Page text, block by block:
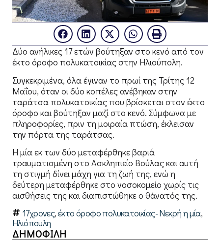
Δύο ανήλικες 17 ετών βούτηξαν στο κενό από τον
έκτο όροφο πολυκατοικίας στην Ηλιούπολη.
Συγκεκριμένα, όλα έγιναν το πρωί της Τρίτης 12
Μαΐου, όταν οι δύο κοπέλες ανέβηκαν στην
ταράτσα πολυκατοικίας που βρίσκεται στον έκτο
όροφο και βούτηξαν μαζί στο κενό. Σύμφωνα με
πληροφορίες, πριν τη μοιραία πτώση, έκλεισαν
την πόρτα της ταράτσας.
Η μία εκ των δύο μεταφέρθηκε βαριά
τραυματισμένη στο Ασκληπιείο Βούλας και αυτή
τη στιγμή δίνει μάχη για τη ζωή της, ενώ η
δεύτερη μεταφέρθηκε στο νοσοκομείο χωρίς τις
αισθήσεις της και διαπιστώθηκε ο θάνατός της.
17χρονες,έκτο όροφο πολυκατοικίας- Νεκρή η μία,
Ηλιόπουλη
ΔΗΜΟΦΙΛΗ